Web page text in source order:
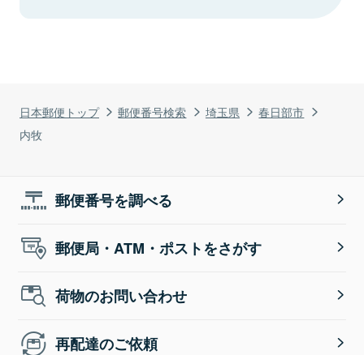
日本郵便トップ 郵便番号検索 埼玉県
春日部市
内牧
郵便番号を調べる
郵便局・ATM・ポストをさがす
荷物のお問い合わせ
再配達のご依頼